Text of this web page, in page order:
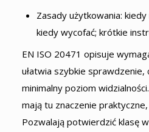
Zasady użytkowania: kiedy
kiedy wycofać; krótkie
EN ISO 20471 opisuje
ułatwia szybkie
minimalny poziom
mają tu znaczenie praktyczne,
Pozwalają potwierdzić klasę